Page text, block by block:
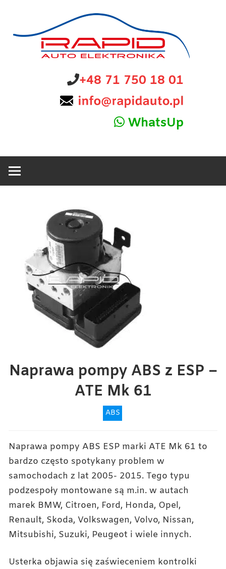
content
Rapid
Auto
+48 71 750 18 01
WhatsUp
Naprawa pompy ABS z ESP –
ATE Mk 61
ABS
Naprawa pompy ABS ESP marki ATE Mk 61 to
bardzo często spotykany problem w
samochodach z lat 2005- 2015. Tego typu
podzespoły montowane są m.in. w autach
marek BMW, Citroen, Ford, Honda, Opel,
Renault, Skoda, Volkswagen, Volvo, Nissan,
Mitsubishi, Suzuki, Peugeot i wiele innych.
Usterka objawia się zaświeceniem kontrolki